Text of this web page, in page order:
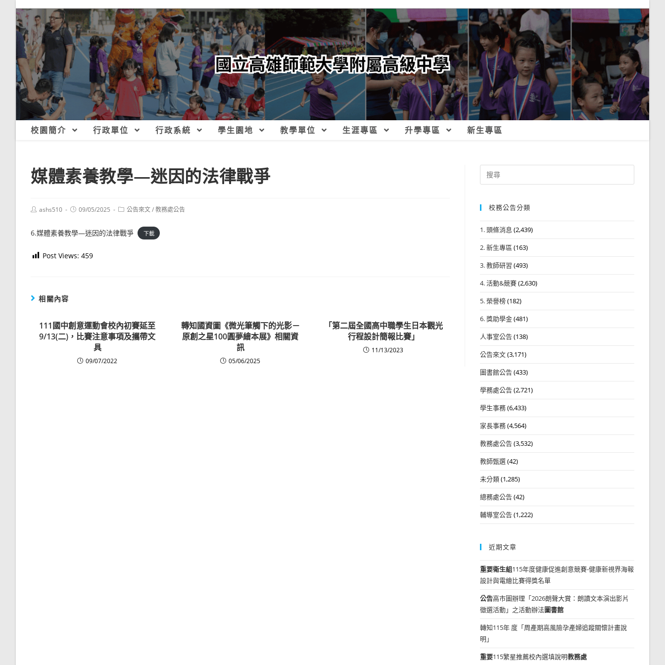
校園簡介 行政單位 行政系統 學生園地 教學單位 生涯專區 升學專區 新生專區
媒體素養教學—迷因的法律戰爭
Postashs510
Post09/05/2025
Post公告來文/教務處公告
6.媒體素養教學—迷因的法律戰爭 下載
Post Views: 459
相關內容
111國中創意運動會校內初賽延至
9/13(二)，比賽注意事項及攜帶文
具
09/07/2022
轉知國資圖《微光筆觸下的光影－
原創之星100圓夢繪本展》相關資
訊
05/06/2025
「第二屆全國高中職學生日本觀光
行程設計簡報比賽」
11/13/2023
Search
for:
校務公告分類
1. 頭條消息 (2,439)
2. 新生專區 (163)
3. 教師研習 (493)
4. 活動&競賽(2,630)
5. 榮譽榜(182)
6. 獎助學金(481)
人事室公告(138)
公告來文(3,171)
圖書館公告(433)
學務處公告(2,721)
學生事務(6,433)
家長事務(4,564)
教務處公告(3,532)
教師甄選(42)
未分類(1,285)
總務處公告(42)
輔導室公告(1,222)
近期文章
重要衛生組115年度健康促進創意競賽-健康新視界海報
設計與電繪比賽得獎名單
公告高市圖辦理「2026朗聲大賞：朗讀文本演出影片
徵選活動」之活動辦法圖書館
轉知115年 度「周產期高風險孕產婦追蹤關懷計畫說
明」
重要115繁星推薦校內選填說明教務處